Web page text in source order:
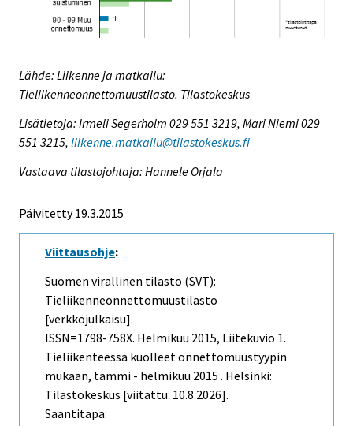
Lähde: Liikenne ja matkailu:
Tieliikenneonnettomuustilasto. Tilastokeskus
Lisätietoja: Irmeli Segerholm 029 551 3219, Mari Niemi 029
551 3215, liikenne.matkailu@tilastokeskus.fi
Vastaava tilastojohtaja: Hannele Orjala
Päivitetty 19.3.2015
Viittausohje:
Suomen virallinen tilasto (SVT):
Tieliikenneonnettomuustilasto
[verkkojulkaisu].
ISSN=1798-758X. Helmikuu 2015, Liitekuvio 1.
Tieliikenteessä kuolleet onnettomuustyypin
mukaan, tammi - helmikuu 2015 . Helsinki:
Tilastokeskus [viitattu: 10.8.2026].
Saantitapa: